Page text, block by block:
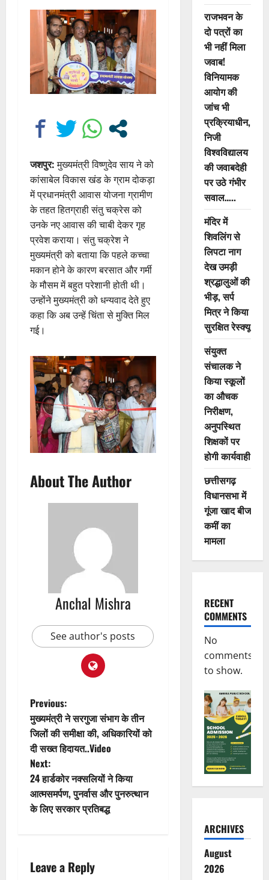
जशपुर:मुख्यमंत्री विष्णुदेव साय ने को
कांसाबेल विकास खंड के ग्राम दोकड़ा
में प्रधानमंत्री आवास योजना ग्रामीण
के तहत हितग्राही संतु चक्रेस को
उनके नए आवास की चाबी देकर गृह
प्रवेश कराया। संतु चक्रेश ने
मुख्यमंत्री को बताया कि पहले कच्चा
मकान होने के कारण बरसात और गर्मी
के मौसम में बहुत परेशानी होती थी।
उन्होंने मुख्यमंत्री को धन्यवाद देते हुए
कहा कि अब उन्हें चिंता से मुक्ति मिल
गई।
About The Author
Anchal Mishra
See author's posts
P
o
s
t
n
v
Previous:
मुख्यमंत्री ने सरगुजा संभाग के तीन
जिलों की समीक्षा की, अधिकारियों को
दी सख्त हिदायत..Video
Next:
24 हार्डकोर नक्सलियों ने किया
आत्मसमर्पण, पुनर्वास और पुनरुत्थान
के लिए सरकार प्रतिबद्ध
Leave a Reply
राजभवन के
दो पत्रों का
भी नहीं मिला
जवाब!
विनियामक
आयोग की
जांच भी
प्रक्रियाधीन,
निजी
विश्वविद्यालय
की जवाबदेही
पर उठे गंभीर
सवाल…..
मंदिर में
शिवलिंग से
लिपटा नाग
देख उमड़ी
श्रद्धालुओं की
भीड़, सर्प
मित्र ने किया
सुरक्षित रेस्क्यू
संयुक्त
संचालक ने
किया स्कूलों
का औचक
निरीक्षण,
अनुपस्थित
शिक्षकों पर
होगी कार्यवाही
छत्तीसगढ़
विधानसभा में
गूंजा खाद बीज
कमीं का
मामला
RECENT
COMMENTS
No
comments
to show.
ARCHIVES
August
2026